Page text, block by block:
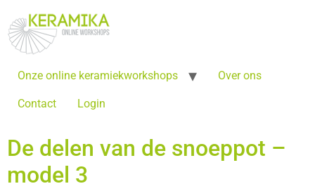
Onze online keramiekworkshops Over ons
Contact Login
De delen van de snoeppot –
model 3